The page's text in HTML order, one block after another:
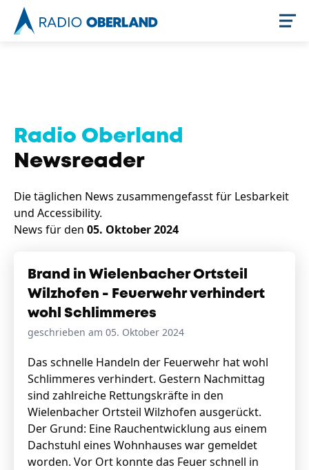
Newsreader
Stellenangebote
Das geheime Geräusch
Fotobox
Team
Handwerker
Radio Oberland
Newsreader
Die täglichen News zusammengefasst für Lesbarkeit
und Accessibility.
News für den 05. Oktober 2024
Brand in Wielenbacher Ortsteil
Wilzhofen - Feuerwehr verhindert
wohl Schlimmeres
geschrieben am 05. Oktober 2024
Das schnelle Handeln der Feuerwehr hat wohl
Schlimmeres verhindert. Gestern Nachmittag
sind zahlreiche Rettungskräfte in den
Wielenbacher Ortsteil Wilzhofen ausgerückt.
Der Grund: Eine Rauchentwicklung aus einem
Dachstuhl eines Wohnhauses war gemeldet
worden. Vor Ort konnte das Feuer schnell in